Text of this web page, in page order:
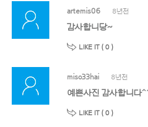
artemis06 8년전
감사합니당~
LIKE IT ( 0 )
miso33hai 8년전
예쁜사진 감사합니다
LIKE IT ( 0 )